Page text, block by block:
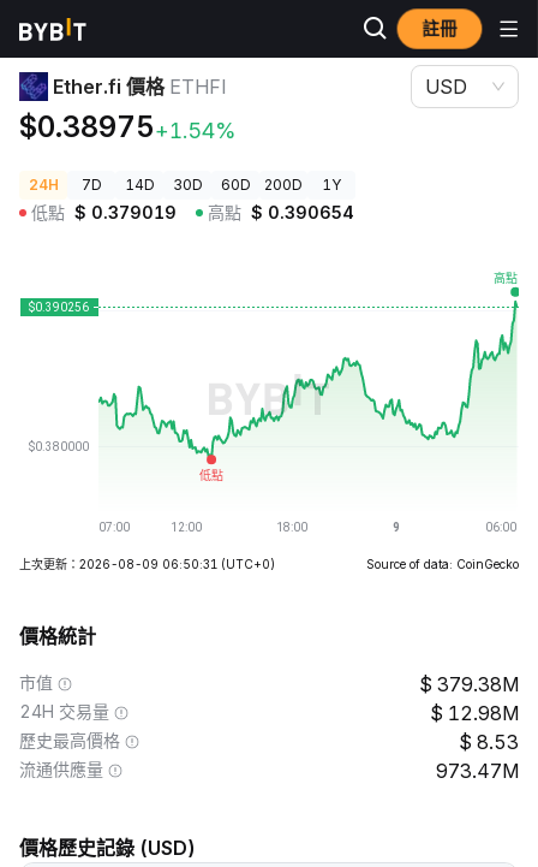
註冊
加密貨幣價格
Ether.fi 價格 ETHFI
$0.38975+1.54%
USD
24H 7D 14D 30D 60D 200D 1Y
低點 $ 0.379019 高點 $ 0.390654
上次更新：2026-08-09 06:50:31 (UTC+0) Source of data: CoinGecko
價格統計
市值 379.38M
24H 交易量 12.98M
歷史最高價格 8.53
流通供應量 973.47M
價格歷史記錄 (USD)